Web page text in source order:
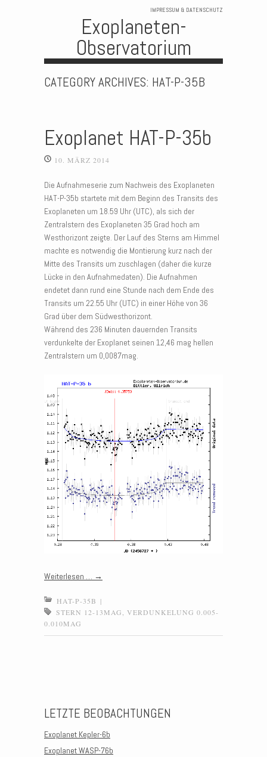
IMPRESSUM & DATENSCHUTZ
Exoplaneten-
Observatorium
CATEGORY ARCHIVES: HAT-P-35B
Exoplanet HAT-P-35b
10. MÄRZ 2014
Die Aufnahmeserie zum Nachweis des Exoplaneten
HAT-P-35b startete mit dem Beginn des Transits des
Exoplaneten um 18.59 Uhr (UTC), als sich der
Zentralstern des Exoplaneten 35 Grad hoch am
Westhorizont zeigte. Der Lauf des Sterns am Himmel
machte es notwendig die Montierung kurz nach der
Mitte des Transits um zuschlagen (daher die kurze
Lücke in den Aufnahmedaten). Die Aufnahmen
endetet dann rund eine Stunde nach dem Ende des
Transits um 22.55 Uhr (UTC) in einer Höhe von 36
Grad über dem Südwesthorizont.
Während des 236 Minuten dauernden Transits
verdunkelte der Exoplanet seinen 12,46 mag hellen
Zentralstern um 0,0087mag.
Weiterlesen … →
HAT-P-35B |
STERN 12-13MAG
VERDUNKELUNG 0.005-
0.010MAG
LETZTE BEOBACHTUNGEN
Exoplanet Kepler-6b
Exoplanet WASP-76b